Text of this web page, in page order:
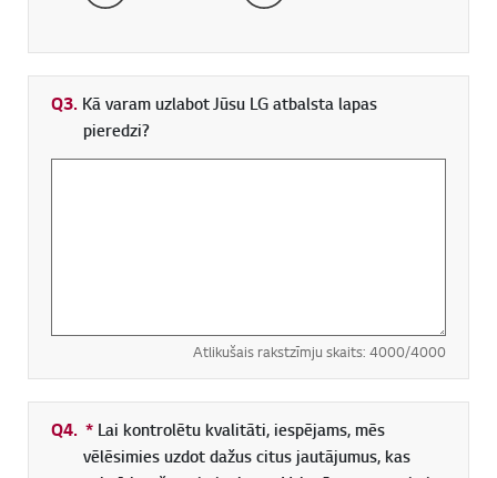
Q3. Kā varam uzlabot Jūsu LG atbalsta lapas
pieredzi?
Atlikušais rakstzīmju skaits: 4000/4000
Q4. * Obligāti aizpildāms lauks
Lai kontrolētu kvalitāti, iespējams, mēs
vēlēsimies uzdot dažus citus jautājumus, kas